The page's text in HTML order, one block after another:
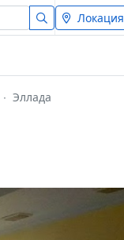
Локация
Эллада